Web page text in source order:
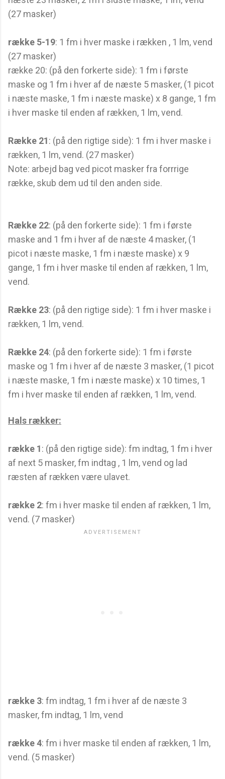
(27 masker)
række 5-19: 1 fm i hver maske i rækken , 1 lm, vend
(27 masker)
række 20: (på den forkerte side): 1 fm i første
maske og 1 fm i hver af de næste 5 masker, (1 picot
i næste maske, 1 fm i næste maske) x 8 gange, 1 fm
i hver maske til enden af rækken, 1 lm, vend.
Række 21: (på den rigtige side): 1 fm i hver maske i
rækken, 1 lm, vend. (27 masker)
Note: arbejd bag ved picot masker fra forrrige
række, skub dem ud til den anden side.
Række 22: (på den forkerte side): 1 fm i første
maske and 1 fm i hver af de næste 4 masker, (1
picot i næste maske, 1 fm i næste maske) x 9
gange, 1 fm i hver maske til enden af rækken, 1 lm,
vend.
Række 23: (på den rigtige side): 1 fm i hver maske i
rækken, 1 lm, vend.
Række 24: (på den forkerte side): 1 fm i første
maske og 1 fm i hver af de næste 3 masker, (1 picot
i næste maske, 1 fm i næste maske) x 10 times, 1
fm i hver maske til enden af rækken, 1 lm, vend.
Hals rækker:
række 1: (på den rigtige side): fm indtag, 1 fm i hver
af next 5 masker, fm indtag , 1 lm, vend og lad
ræsten af rækken være ulavet.
række 2: fm i hver maske til enden af rækken, 1 lm,
vend. (7 masker)
række 3: fm indtag, 1 fm i hver af de næste 3
masker, fm indtag, 1 lm, vend
række 4: fm i hver maske til enden af rækken, 1 lm,
vend. (5 masker)